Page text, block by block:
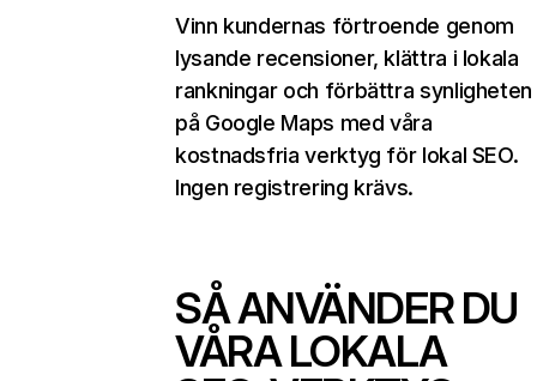
Vinn kundernas förtroende genom
lysande recensioner, klättra i lokala
rankningar och förbättra synligheten
på Google Maps med våra
kostnadsfria verktyg för lokal SEO.
Ingen registrering krävs.
SÅ ANVÄNDER DU
VÅRA LOKALA